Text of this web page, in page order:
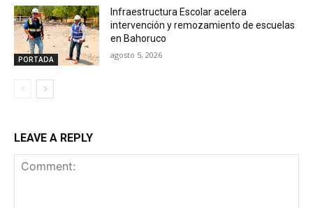
PORTADA
Infraestructura Escolar acelera
intervención y remozamiento de escuelas
en Bahoruco
agosto 5, 2026
LEAVE A REPLY